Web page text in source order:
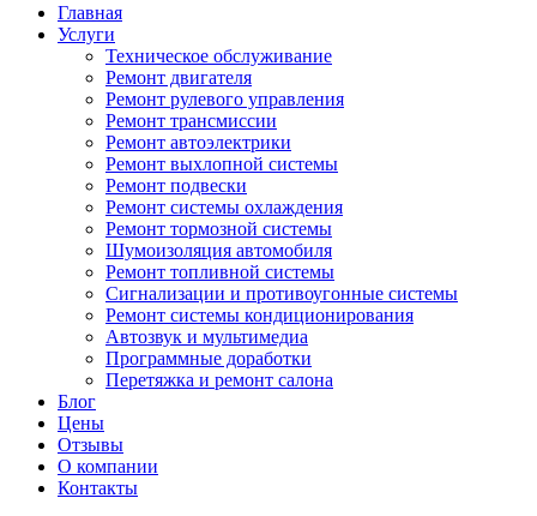
Главная
Услуги
Техническое обслуживание
Ремонт двигателя
Ремонт рулевого управления
Ремонт трансмиссии
Ремонт автоэлектрики
Ремонт выхлопной системы
Ремонт подвески
Ремонт системы охлаждения
Ремонт тормозной системы
Шумоизоляция автомобиля
Ремонт топливной системы
Сигнализации и противоугонные системы
Ремонт системы кондиционирования
Автозвук и мультимедиа
Программные доработки
Перетяжка и ремонт салона
Блог
Цены
Отзывы
О компании
Контакты